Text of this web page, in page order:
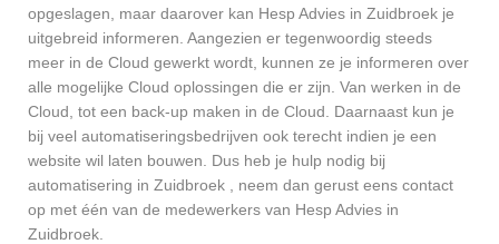
opgeslagen, maar daarover kan Hesp Advies in Zuidbroek je
uitgebreid informeren. Aangezien er tegenwoordig steeds
meer in de Cloud gewerkt wordt, kunnen ze je informeren over
alle mogelijke Cloud oplossingen die er zijn. Van werken in de
Cloud, tot een back-up maken in de Cloud. Daarnaast kun je
bij veel automatiseringsbedrijven ook terecht indien je een
website wil laten bouwen. Dus heb je hulp nodig bij
automatisering in Zuidbroek , neem dan gerust eens contact
op met één van de medewerkers van Hesp Advies in
Zuidbroek.